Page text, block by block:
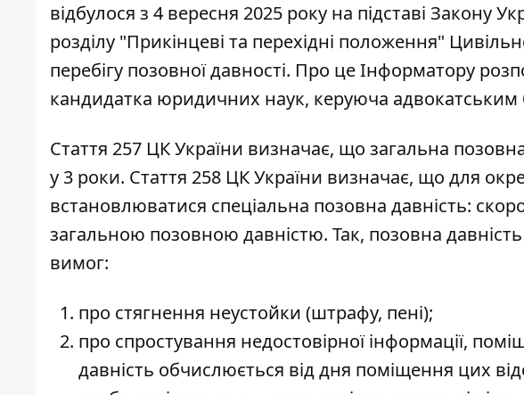
відбулося з 4 вересня 2025 року на підставі Закону
розділу "Прикінцеві та перехідні положення"
перебігу позовної давності. Про це Інформатору
кандидатка юридичних наук, керуюча
Стаття 257 ЦК України визначає, що загальна
у 3 роки. Стаття 258 ЦК України визначає, що для
встановлюватися спеціальна позовна давність:
загальною позовною давністю. Так, позовна
вимог:
про стягнення неустойки (штрафу, пені);
про спростування недостовірної інформації,
давність обчислюється від дня поміщення цих